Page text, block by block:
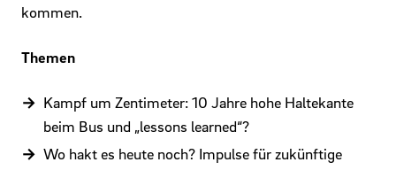
kommen.
Themen
Kampf um Zentimeter: 10 Jahre hohe Haltekante
beim Bus und „lessons learned“?
Wo hakt es heute noch? Impulse für zukünftige